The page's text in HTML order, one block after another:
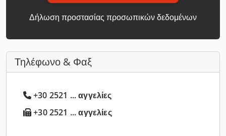
Δήλωση προστασίας προσωπικών δεδομένων
Τηλέφωνο & Φαξ
+30 2521 ... αγγελίες
+30 2521 ... αγγελίες